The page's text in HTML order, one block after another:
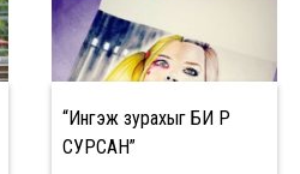
“Ингэж зурахыг БИ ӨӨРӨӨ
СУРСАН”